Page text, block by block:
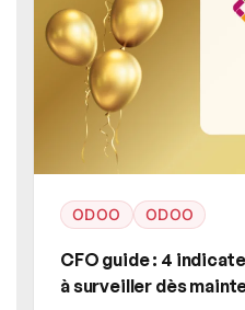
ODOO ODOO
CFO guide : 4
à surveiller dès